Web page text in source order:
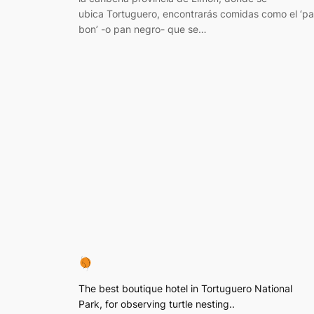
ubica Tortuguero, encontrarás comidas como el
bon’ -o pan negro- que se…
The best boutique hotel in Tortuguero National
Park, for observing turtle nesting..